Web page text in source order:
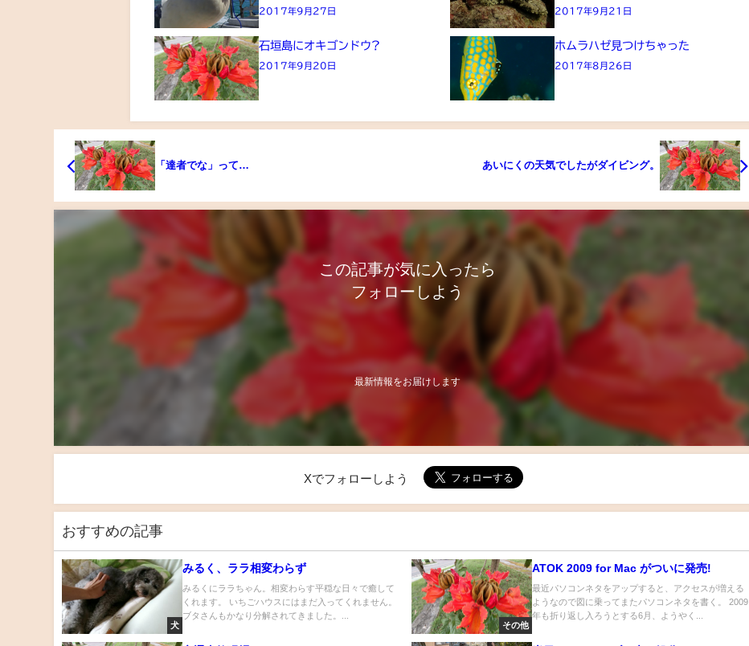
2017年9月27日 2017年9月21日
石垣島にオキゴンドウ?
2017年9月20日
ホムラハゼ見つけちゃった
2017年8月26日
「達者でな」って… あいにくの天気でしたがダイビング。
この記事が気に入ったら
フォローしよう
最新情報をお届けします
Xでフォローしよう
おすすめの記事
犬
みるく、ララ相変わらず
みるくにララちゃん。相変わらす平穏な日々で癒して
くれます。 いちごハウスにはまだ入ってくれません。
ブタさんもかなり分解されてきました。...
その他
ATOK 2009 for Mac がついに発売!
最近パソコンネタをアップすると、アクセスが増える
ようなので図に乗ってまたパソコンネタを書く。 2009
年も折り返し入ろうとする6月、ようやく...